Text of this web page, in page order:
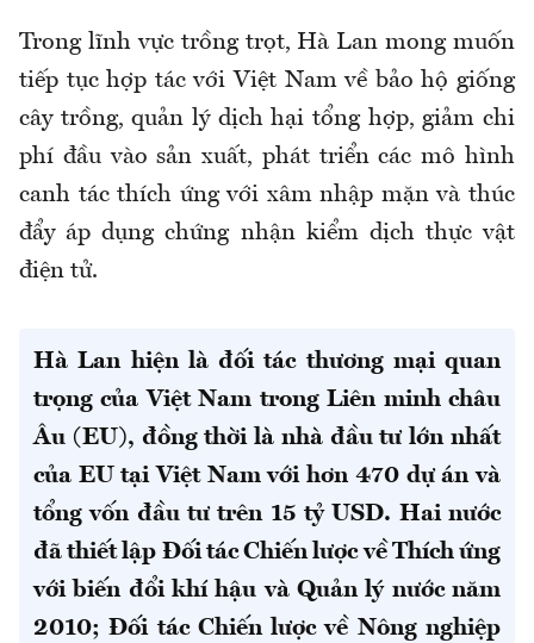
Trong lĩnh vực trồng trọt, Hà Lan mong muốn
tiếp tục hợp tác với Việt Nam về bảo hộ giống
cây trồng, quản lý dịch hại tổng hợp, giảm chi
phí đầu vào sản xuất, phát triển các mô hình
canh tác thích ứng với xâm nhập mặn và thúc
đẩy áp dụng chứng nhận kiểm dịch thực vật
điện tử.
Hà Lan hiện là đối tác thương mại quan
trọng của Việt Nam trong Liên minh châu
Âu (EU), đồng thời là nhà đầu tư lớn nhất
của EU tại Việt Nam với hơn 470 dự án và
tổng vốn đầu tư trên 15 tỷ USD. Hai nước
đã thiết lập Đối tác Chiến lược về Thích ứng
với biến đổi khí hậu và Quản lý nước năm
2010; Đối tác Chiến lược về Nông nghiệp